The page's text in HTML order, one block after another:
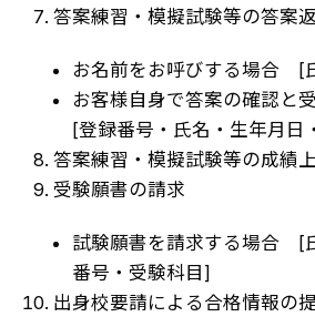
答案練習・模擬試験等の答案
お名前をお呼びする場合 [
お客様自身で答案の確認と
[登録番号・氏名・生年月日
答案練習・模擬試験等の成績
受験願書の請求
試験願書を請求する場合 [
番号・受験科目]
出身校要請による合格情報の